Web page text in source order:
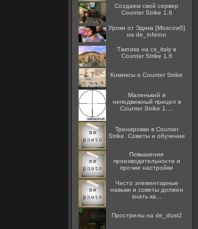
Создаем свой сервер
Counter Strike 1.6
Уроки от Эдика [Moscow5]
на de_inferno
Тактика на cs_italy в
Counter Strike 1.6
Комиксы о Counter Strike
Маленький и
неподвижный прицел в
Counter Strike 1....
Тренировки в Counter
Strike. Советы и обучение
Повышение
производительности и
прочие настройки
Чисто элементарные
навыки и советы должен
знать ка...
Прострелы на de_dust2